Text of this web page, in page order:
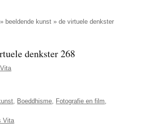
» beeldende kunst »de virtuele denkster
denkster 268
Boeddhisme Fotografie en film
Vita